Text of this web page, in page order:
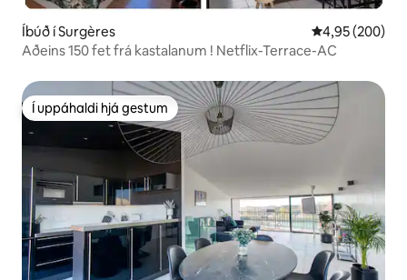
Íbúð í Surgères 4,95 af 5 í
4,95 (200)
Aðeins 150 fet frá kastalanum ! Netflix-Terrace-AC
Í uppáhaldi hjá gestum
Í uppáhaldi hjá gestum